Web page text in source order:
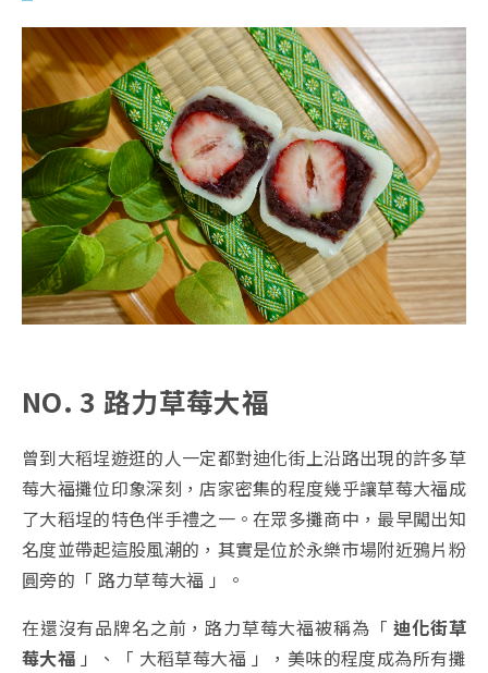
NO. 3 路力草莓大福
曾到大稻埕遊逛的人一定都對迪化街上沿路出現的許多草
莓大福攤位印象深刻，店家密集的程度幾乎讓草莓大福成
了大稻埕的特色伴手禮之一。在眾多攤商中，最早闖出知
名度並帶起這股風潮的，其實是位於永樂市場附近鴉片粉
圓旁的「 路力草莓大福 」。
在還沒有品牌名之前，路力草莓大福被稱為「迪化街草
莓大福 」、「 大稻草莓大福 」，美味的程度成為所有攤